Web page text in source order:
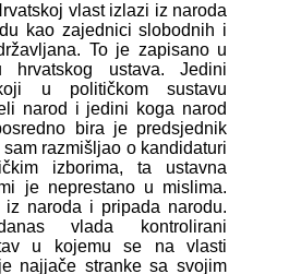
vlast izlazi iz naroda
kao zajednici slobodnih i
To je zapisano u
hrvatskog ustava. Jedini
u političkom sustavu
narod i jedini koga narod
bira je predsjednik
razmišljao o kandidaturi
izborima, ta ustavna
je neprestano u mislima.
iz naroda i pripada narodu.
vlada kontrolirani
u kojemu se na vlasti
najjače stranke sa svojim